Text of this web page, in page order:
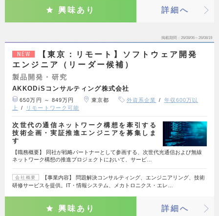
興味あり 詳細へ
掲載期間 26/08/06～26/08/19
NEW
【東京：リモート】ソフトウェア開発
エンジニア（リーダー候補）
製品開発・研究
AKKODiSコンサルティング株式会社
650万円 ～ 849万円 東京都 外資系企業
年収600万以
上
リモートワーク可能
次世代の通信ネットワーク構想を牽引する
技術企画・実証推進エンジニアを募集しま
す
【職務概要】 同社が戦略パートナーとして参画する、次世代光通信および無線
ネットワーク構想の推進プロジェクトにおいて、サービ…
会社概要
【事業内容】 問題解決コンサルティング、エンジニアリング、技術
研修サービスを提供。IT・情報システム、メカトロニクス・エレ…
興味あり 詳細へ